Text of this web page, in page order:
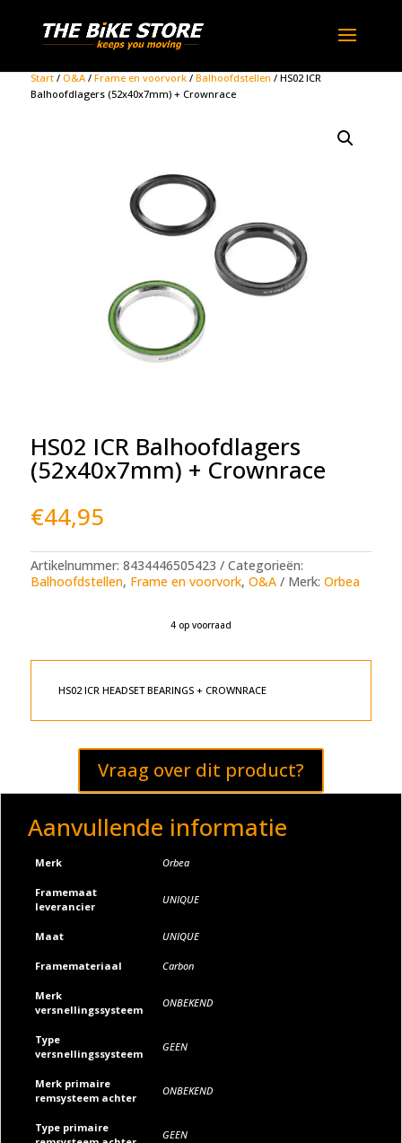
Start/ O&A/ Frame en voorvork/ Balhoofdstellen / HS02 ICR
Balhoofdlagers (52x40x7mm) + Crownrace
HS02 ICR Balhoofdlagers
(52x40x7mm) + Crownrace
€44,95
Artikelnummer: 8434446505423
Categorieën:
Balhoofdstellen, Frame en voorvork, O&A Merk: Orbea
4 op voorraad
e
n
t
i
HS02 ICR HEADSET BEARINGS + CROWNRACE
Vraag over dit product?
Aanvullende informatie
Merk Orbea
Framemaat
leverancier
UNIQUE
Maat UNIQUE
Framemateriaal Carbon
Merk
versnellingssysteem
ONBEKEND
Type
versnellingssysteem
GEEN
Merk primaire
remsysteem achter
ONBEKEND
Type primaire
GEEN